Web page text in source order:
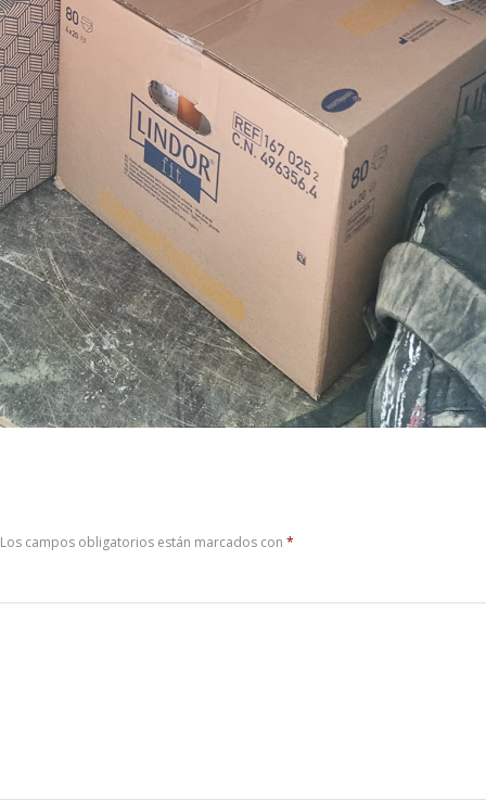
Los campos obligatorios están marcados con *